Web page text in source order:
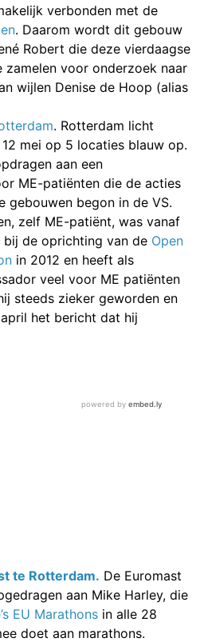
verbonden met de
. Daarom wordt dit gebouw
Robert die deze vierdaagse
voor onderzoek naar
wijlen Denise de Hoop (alias
. Rotterdam licht
mei op 5 locaties blauw op.
aan een
ME-patiënten die de acties
gebouwen begon in de VS.
zelf ME-patiënt, was vanaf
de oprichting van de Open
in 2012 en heeft als
veel voor ME patiënten
steeds zieker geworden en
het bericht dat hij
te Rotterdam. De Euromast
aan Mike Harley, die
EU Marathons in alle 28
doet aan marathons.